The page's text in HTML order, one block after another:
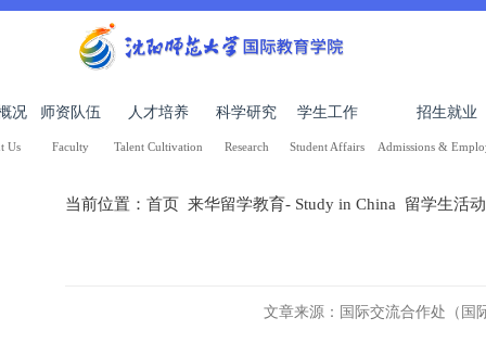
况
Us
师资队伍
Faculty
人才培养
Talent Cultivation
科学研究
Research
学生工作
Student Affairs
招生就业
Admissions &
当前位置： 首页 来华留学教育- Study in China 留学生活动
文章来源：国际交流合作处（国